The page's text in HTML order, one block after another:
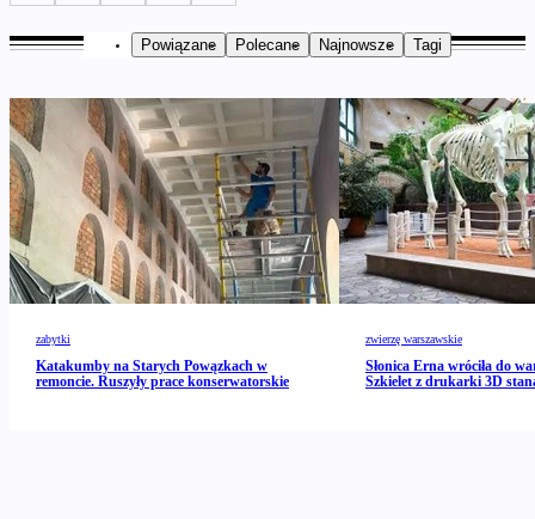
Powiązane Polecane Najnowsze Tagi
zabytki
Katakumby na Starych Powązkach w
remoncie. Ruszyły prace konserwatorskie
zwierzę warszawskie
Słonica Erna wróciła do
Szkielet z drukarki 3D